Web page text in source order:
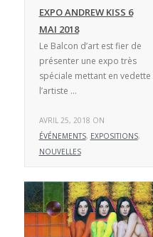
EXPO ANDREW KISS 6
MAI 2018
Le Balcon d’art est fier de
présenter une expo très
spéciale mettant en vedette
l’artiste …
AVRIL 25, 2018 ON
ÉVÉNEMENTS, EXPOSITIONS,
NOUVELLES